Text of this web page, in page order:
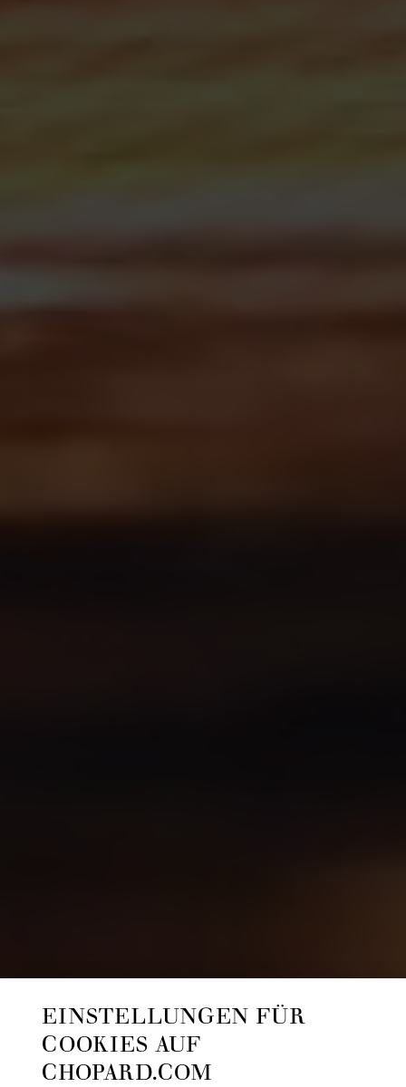
EINSTELLUNGEN FÜR
COOKIES AUF
CHOPARD.COM